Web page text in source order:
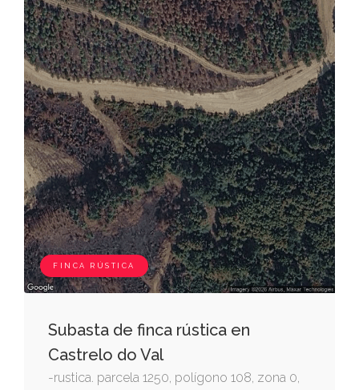
FINCA RÚSTICA
Subasta de finca rústica en
Castrelo do Val
-rustica. parcela 1250, polígono 108, zona 0,